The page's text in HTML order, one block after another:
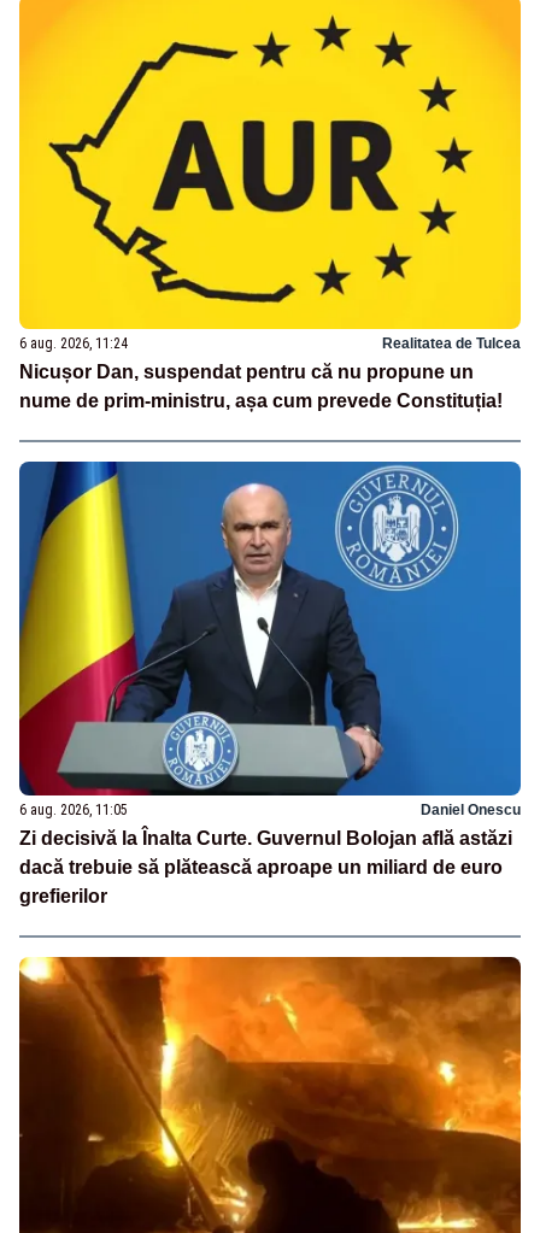
6 aug. 2026, 11:24 Realitatea de Tulcea
Nicușor Dan, suspendat pentru că nu propune un
nume de prim-ministru, așa cum prevede Constituția!
6 aug. 2026, 11:05 Daniel Onescu
Zi decisivă la Înalta Curte. Guvernul Bolojan află astăzi
dacă trebuie să plătească aproape un miliard de euro
grefierilor